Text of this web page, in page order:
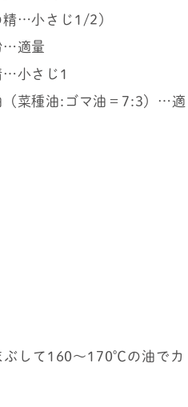
精…小さじ1/2）
…適量
…小さじ1
（菜種油:ゴマ油＝7:3）…適
ぶして160～170℃の油でカ